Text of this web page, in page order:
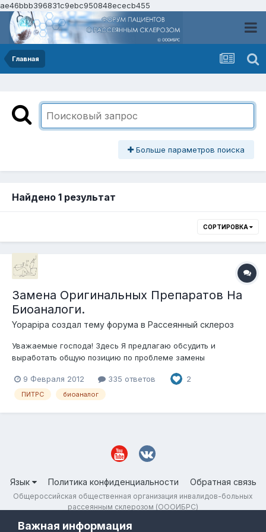
ae46bbb396831c9ebc950848ececb455
Главная
Больше параметров поиска
Найдено 1 результат
СОРТИРОВКА
Замена Оригинальных Препаратов На
Биоаналоги.
Yopapipa создал тему форума в Рассеянный склероз
Уважаемые господа! Здесь Я предлагаю обсудить и
выработать общую позицию по проблеме замены
склероза на биоаналоги. Результатом обсуждения хотелось
бы видеть: Выработанную и чётко сформулированную единую
9 Февраля 2012 335 ответов 2
ПИТРС биоаналог
Язык Политика конфиденциальности Обратная связь
Общероссийская общественная организация инвалидов-больных
рассеянным склерозом (ОООИБРС)
Важная информация